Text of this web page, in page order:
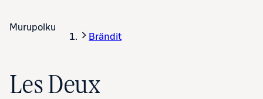
Murupolku
Brändit
Les Deux